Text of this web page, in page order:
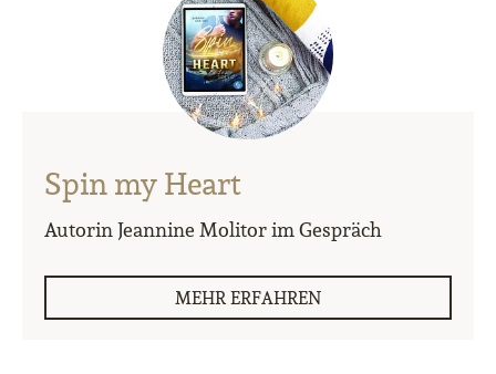
Spin my Heart
Autorin Jeannine Molitor im Gespräch
MEHR ERFAHREN